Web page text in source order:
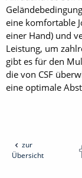
eine komfortable
einer Hand) und
Leistung, um
gibt es für den
die von CSF
eine optimale
zur
Übersicht